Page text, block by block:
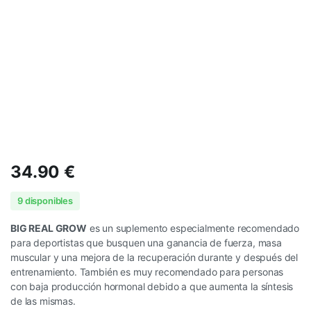
34.90€
9 disponibles
BIG REAL GROW es un suplemento especialmente recomendado
para deportistas que busquen una ganancia de fuerza, masa
muscular y una mejora de la recuperación durante y después del
entrenamiento. También es muy recomendado para personas
con baja producción hormonal debido a que aumenta la síntesis
de las mismas.